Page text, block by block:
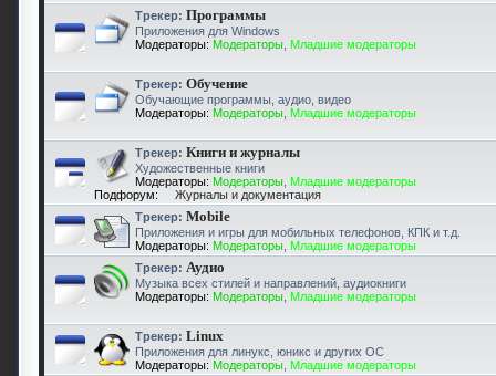
Трекер: Программы
Приложения для Windows
Модераторы: Модераторы Младшие модераторы
Трекер: Обучение
Обучающие программы, аудио, видео
Модераторы: Модераторы Младшие модераторы
Трекер: Книги и журналы
Художественные книги
Модераторы: Модераторы Младшие модераторы
Подфорум:
Журналы и документация
Трекер: Mobile
Приложения и игры для мобильных телефонов, КПК и т.д.
Модераторы: Модераторы Младшие модераторы
Трекер: Аудио
Музыка всех стилей и направлений, аудиокниги
Модераторы: Модераторы Младшие модераторы
Трекер: Linux
Приложения для линукс, юникс и других ОС
Модераторы: Модераторы Младшие модераторы